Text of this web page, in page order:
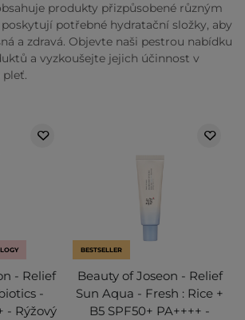
produkty přizpůsobené různým
potřebné hydratační složky, aby
a zdravá. Objevte naši pestrou nabídku
a vyzkoušejte jejich účinnost v
pleť.
- Relief
-
- Rýžový
BESTSELLER
Beauty of Joseon - Relief
Sun Aqua - Fresh : Rice +
B5 SPF50+ PA++++ -